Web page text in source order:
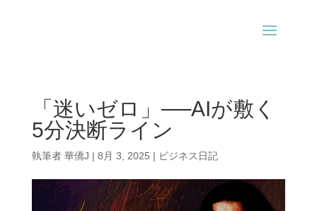
「迷いゼロ」──AIが敷く
5分決断ライン
執筆者 華僑J | 8月 3, 2025 | ビジネス日記